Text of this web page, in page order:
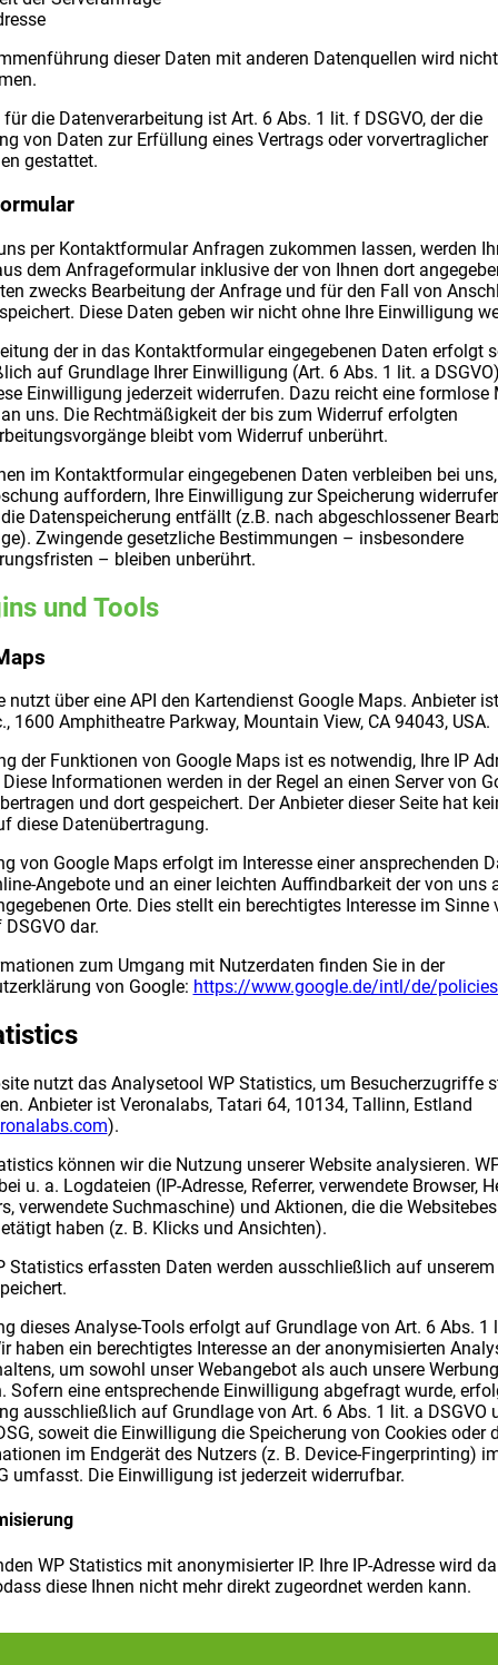
dieser Daten mit anderen Datenquellen wird nicht
die Datenverarbeitung ist Art. 6 Abs. 1 lit. f DSGVO, der die
von Daten zur Erfüllung eines Vertrags oder vorvertraglicher
gestattet.
per Kontaktformular Anfragen zukommen lassen, werden
dem Anfrageformular inklusive der von Ihnen dort
zwecks Bearbeitung der Anfrage und für den Fall von
Diese Daten geben wir nicht ohne Ihre Einwilligung
der in das Kontaktformular eingegebenen Daten erfolgt
auf Grundlage Ihrer Einwilligung (Art. 6 Abs. 1 lit. a
Einwilligung jederzeit widerrufen. Dazu reicht eine formlose
uns. Die Rechtmäßigkeit der bis zum Widerruf erfolgten
bleibt vom Widerruf unberührt.
im Kontaktformular eingegebenen Daten verbleiben bei
auffordern, Ihre Einwilligung zur Speicherung
Datenspeicherung entfällt (z.B. nach abgeschlossener
Zwingende gesetzliche Bestimmungen – insbesondere
– bleiben unberührt.
und Tools
nutzt über eine API den Kartendienst Google Maps. Anbieter
1600 Amphitheatre Parkway, Mountain View, CA 94043, USA.
der Funktionen von Google Maps ist es notwendig, Ihre IP
Informationen werden in der Regel an einen Server von
und dort gespeichert. Der Anbieter dieser Seite hat
diese Datenübertragung.
von Google Maps erfolgt im Interesse einer ansprechenden
Angebote und an einer leichten Auffindbarkeit der von uns
Orte. Dies stellt ein berechtigtes Interesse im Sinne
dar.
zum Umgang mit Nutzerdaten finden Sie in der
von Google: https://www.google.de/intl/de/
nutzt das Analysetool WP Statistics, um Besucherzugriffe
Anbieter ist Veronalabs, Tatari 64, 10134, Tallinn, Estland
).
können wir die Nutzung unserer Website analysieren.
u. a. Logdateien (IP-Adresse, Referrer, verwendete Browser,
verwendete Suchmaschine) und Aktionen, die die
haben (z. B. Klicks und Ansichten).
Statistics erfassten Daten werden ausschließlich auf unserem
dieses Analyse-Tools erfolgt auf Grundlage von Art. 6 Abs. 1
haben ein berechtigtes Interesse an der anonymisierten
um sowohl unser Webangebot als auch unsere
Sofern eine entsprechende Einwilligung abgefragt wurde,
ausschließlich auf Grundlage von Art. 6 Abs. 1 lit. a DSGVO
soweit die Einwilligung die Speicherung von Cookies oder
im Endgerät des Nutzers (z. B. Device-Fingerprinting)
umfasst. Die Einwilligung ist jederzeit widerrufbar.
WP Statistics mit anonymisierter IP. Ihre IP-Adresse wird
diese Ihnen nicht mehr direkt zugeordnet werden kann.